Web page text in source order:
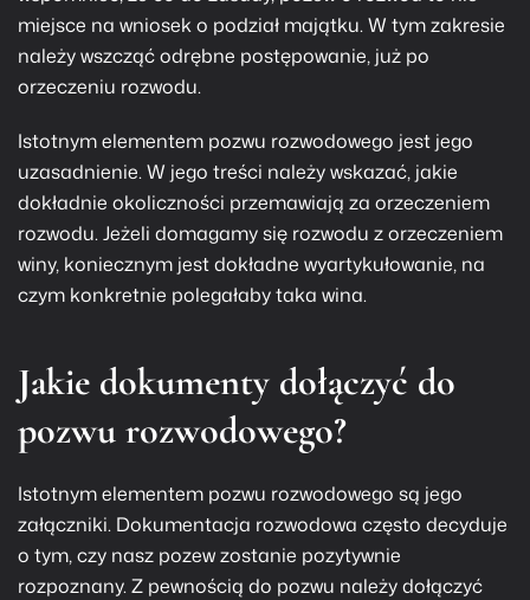
miejsce na wniosek o podział majątku. W tym zakresie
należy wszcząć odrębne postępowanie, już po
orzeczeniu rozwodu.
Istotnym elementem pozwu rozwodowego jest jego
uzasadnienie. W jego treści należy wskazać, jakie
dokładnie okoliczności przemawiają za orzeczeniem
rozwodu. Jeżeli domagamy się rozwodu z orzeczeniem
winy, koniecznym jest dokładne wyartykułowanie, na
czym konkretnie polegałaby taka wina.
Jakie dokumenty dołączyć do
pozwu rozwodowego?
Istotnym elementem pozwu rozwodowego są jego
załączniki. Dokumentacja rozwodowa często decyduje
o tym, czy nasz pozew zostanie pozytywnie
rozpoznany. Z pewnością do pozwu należy dołączyć